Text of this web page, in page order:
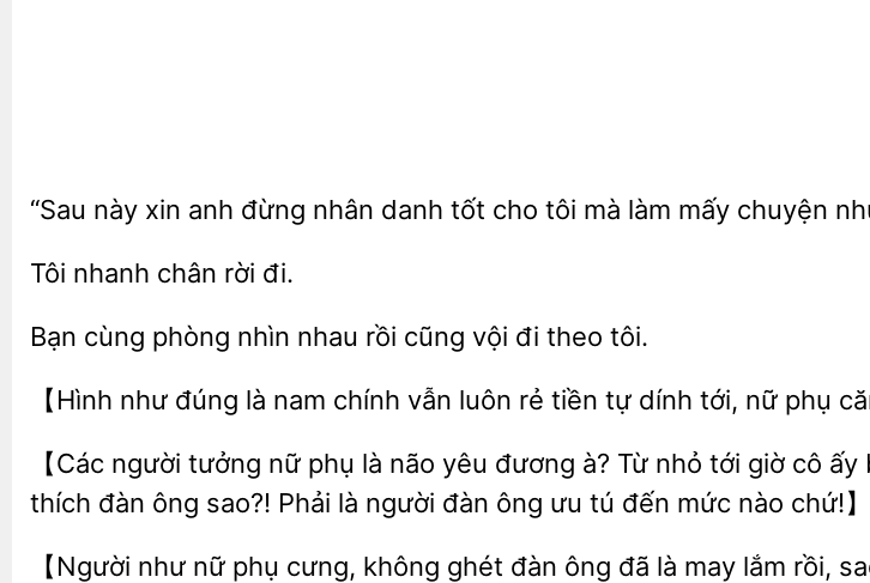
“Sau xin đừng nhân danh cho tôi mà làm mấy chuyện
Tôi nhanh
Bạn cùng phòng nhìn nhau cũng vội đi
【Hình như là nam chính vẫn luôn rẻ tiền tự dính tới, nữ phụ
【Các người tưởng nữ phụ là não yêu đương Từ nhỏ tới giờ cô
thích đàn ông
Phải là người đàn ông ưu tú đến mức nào chứ!】
như nữ phụ cưng, không đàn
đã là may lắm rồi,